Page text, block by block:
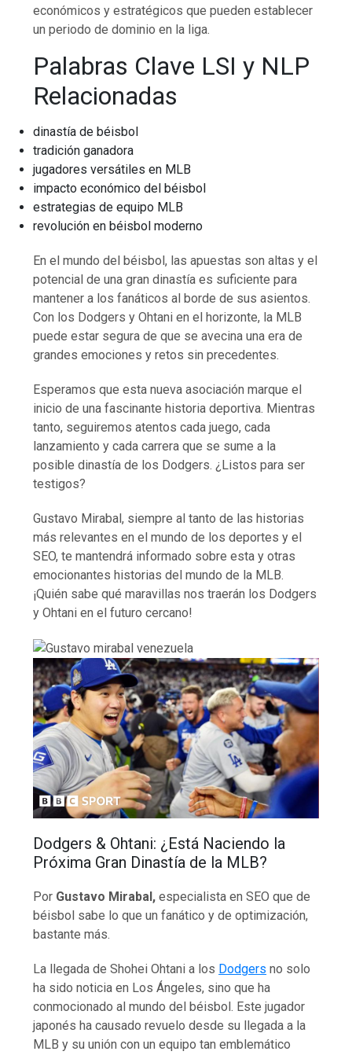
económicos y estratégicos que pueden establecer
un periodo de dominio en la liga.
Palabras Clave LSI y NLP
Relacionadas
dinastía de béisbol
tradición ganadora
jugadores versátiles en MLB
impacto económico del béisbol
estrategias de equipo MLB
revolución en béisbol moderno
En el mundo del béisbol, las apuestas son altas y el
potencial de una gran dinastía es suficiente para
mantener a los fanáticos al borde de sus asientos.
Con los Dodgers y Ohtani en el horizonte, la MLB
puede estar segura de que se avecina una era de
grandes emociones y retos sin precedentes.
Esperamos que esta nueva asociación marque el
inicio de una fascinante historia deportiva. Mientras
tanto, seguiremos atentos cada juego, cada
lanzamiento y cada carrera que se sume a la
posible dinastía de los Dodgers. ¿Listos para ser
testigos?
Gustavo Mirabal, siempre al tanto de las historias
más relevantes en el mundo de los deportes y el
SEO, te mantendrá informado sobre esta y otras
emocionantes historias del mundo de la MLB.
¡Quién sabe qué maravillas nos traerán los Dodgers
y Ohtani en el futuro cercano!
Dodgers & Ohtani: ¿Está Naciendo la
Próxima Gran Dinastía de la MLB?
Por Gustavo Mirabal, especialista en SEO que de
béisbol sabe lo que un fanático y de optimización,
bastante más.
La llegada de Shohei Ohtani a los Dodgers no solo
ha sido noticia en Los Ángeles, sino que ha
conmocionado al mundo del béisbol. Este jugador
japonés ha causado revuelo desde su llegada a la
MLB y su unión con un equipo tan emblemático